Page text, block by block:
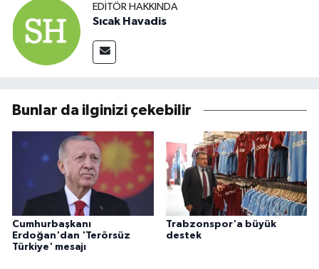
EDITÖR HAKKINDA
Sıcak Havadis
Bunlar da ilginizi çekebilir
Cumhurbaşkanı
Erdoğan'dan 'Terörsüz
Türkiye' mesajı
Trabzonspor'a büyük
destek